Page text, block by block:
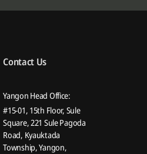
Contact Us
Yangon Head Office:
#15-01, 15th Floor, Sule
Square, 221 Sule Pagoda
Road, Kyauktada
Township, Yangon,